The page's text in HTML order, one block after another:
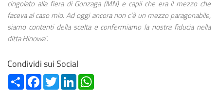
cingolato alla fiera di Gonzaga (MN) e capii che era il mezzo che
faceva al caso mio. Ad oggi ancora non c’è un mezzo paragonabile,
siamo contenti della scelta e confermiamo la nostra fiducia nella
ditta Hinowa”.
Condividi sui Social
Share FacebookTwitterLinkedIn